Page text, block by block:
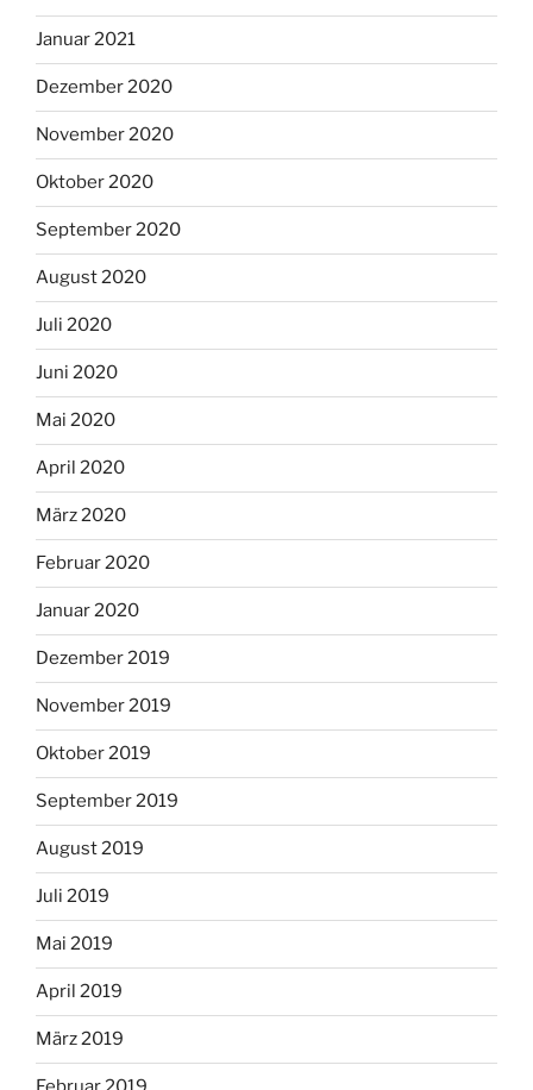
Januar 2021
Dezember 2020
November 2020
Oktober 2020
September 2020
August 2020
Juli 2020
Juni 2020
Mai 2020
April 2020
März 2020
Februar 2020
Januar 2020
Dezember 2019
November 2019
Oktober 2019
September 2019
August 2019
Juli 2019
Mai 2019
April 2019
März 2019